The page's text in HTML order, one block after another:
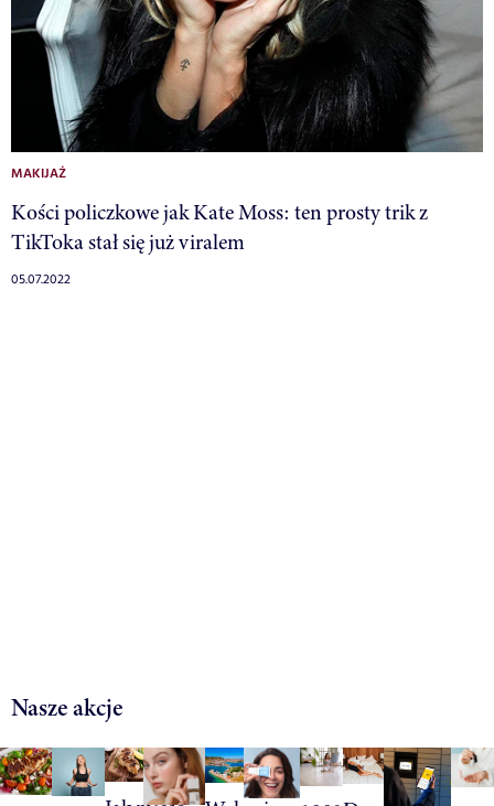
MAKIJAŻ
Kości policzkowe jak Kate Moss: ten prosty trik z
TikToka stał się już viralem
05.07.2022
Nasze akcje